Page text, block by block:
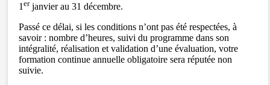
1 erjanvier au 31 décembre.
Passé ce délai, si les conditions n’ont pas été respectées, à
savoir : nombre d’heures, suivi du programme dans son
intégralité, réalisation et validation d’une évaluation, votre
formation continue annuelle obligatoire sera réputée non
suivie.